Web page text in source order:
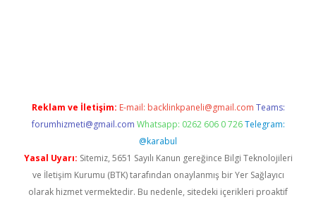
Reklam ve İletişim: E-mail: backlinkpaneli@gmail.com Teams:
forumhizmeti@gmail.com Whatsapp: 0262 606 0 726 Telegram:
@karabul
Yasal Uyarı: Sitemiz, 5651 Sayılı Kanun gereğince Bilgi Teknolojileri
ve İletişim Kurumu (BTK) tarafından onaylanmış bir Yer Sağlayıcı
olarak hizmet vermektedir. Bu nedenle, sitedeki içerikleri proaktif